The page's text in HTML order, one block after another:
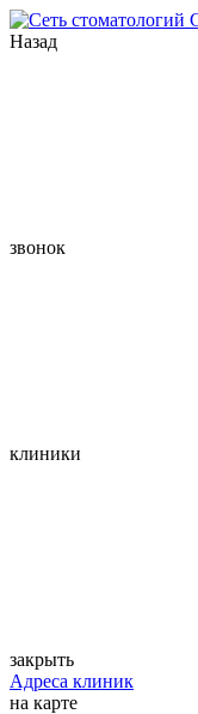
Назад
звонок
клиники
закрыть
Адреса клиник
на карте